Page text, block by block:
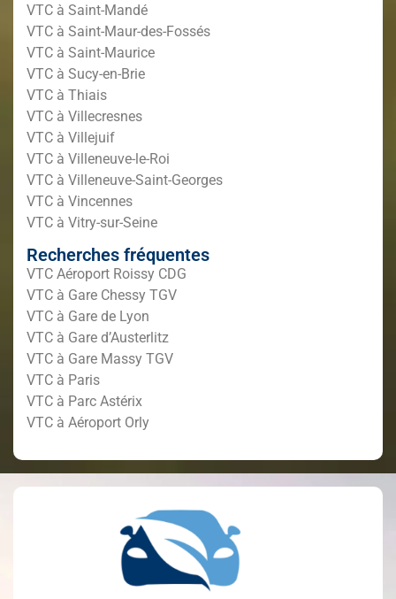
VTC à Saint-Mandé
VTC à Saint-Maur-des-Fossés
VTC à Saint-Maurice
VTC à Sucy-en-Brie
VTC à Thiais
VTC à Villecresnes
VTC à Villejuif
VTC à Villeneuve-le-Roi
VTC à Villeneuve-Saint-Georges
VTC à Vincennes
VTC à Vitry-sur-Seine
Recherches fréquentes
VTC Aéroport Roissy CDG
VTC à Gare Chessy TGV
VTC à Gare de Lyon
VTC à Gare d’Austerlitz
VTC à Gare Massy TGV
VTC à Paris
VTC à Parc Astérix
VTC à Aéroport Orly